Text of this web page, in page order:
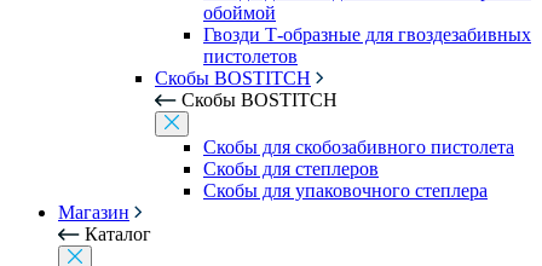
обоймой
Гвозди Т-образные для гвоздезабивных
пистолетов
Скобы BOSTITCH
Скобы BOSTITCH
Скобы для скобозабивного пистолета
Скобы для степлеров
Скобы для упаковочного степлера
Магазин
Каталог